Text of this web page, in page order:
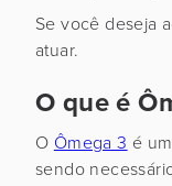
Se você deseja
atuar.
O que é
O Ômega 3 é
sendo